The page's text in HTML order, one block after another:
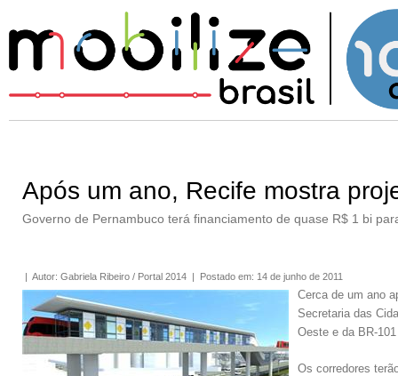
Após um ano, Recife mostra
Governo de Pernambuco terá financiamento de quase R$ 1 bi
| Autor: Gabriela Ribeiro / Portal 2014 | Postado em: 14 de junho de 2011
Cerca de um ano
Secretaria das
Oeste e da BR-
Os corredores